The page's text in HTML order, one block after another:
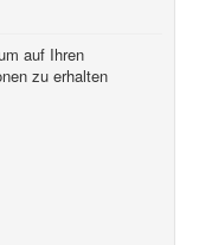
auf Ihren
zu erhalten